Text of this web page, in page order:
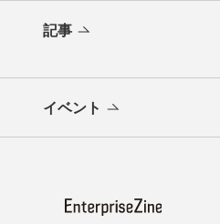
記事
イベント